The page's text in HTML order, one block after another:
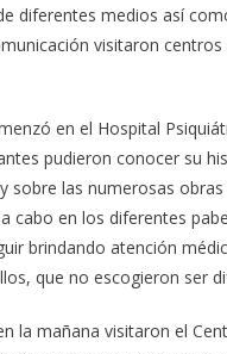
diferentes medios así
visitaron
en el Hospital
pudieron conocer su
sobre las numerosas
cabo en los diferentes
brindando atención
que no escogieron ser
la mañana visitaron el